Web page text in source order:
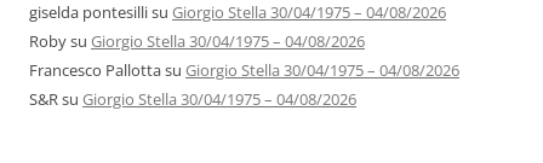
giselda pontesillisu Giorgio Stella 30/04/1975 – 04/08/2026
Robysu Giorgio Stella 30/04/1975 – 04/08/2026
Francesco Pallottasu Giorgio Stella 30/04/1975 – 04/08/2026
S&Rsu Giorgio Stella 30/04/1975 – 04/08/2026